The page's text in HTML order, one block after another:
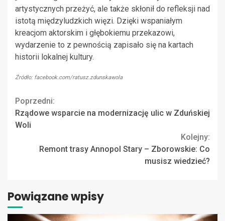
artystycznych przeżyć, ale także skłonił do refleksji nad
istotą międzyludzkich więzi. Dzięki wspaniałym
kreacjom aktorskim i głębokiemu przekazowi,
wydarzenie to z pewnością zapisało się na kartach
historii lokalnej kultury.
Źródło: facebook.com/ratusz.zdunskawola
Continue
Reading
Poprzedni:
Rządowe wsparcie na modernizację ulic w Zduńskiej
Woli
Kolejny:
Remont trasy Annopol Stary – Zborowskie: Co
musisz wiedzieć?
Powiązane wpisy